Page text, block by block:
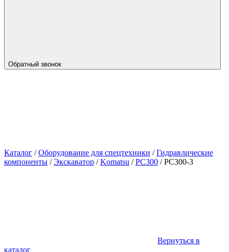
Обратный звонок
Каталог /Оборудование для спецтехники /Гидравлические
компоненты /Экскаватор /Komatsu /PC300 /PC300-3
Вернуться в
каталог